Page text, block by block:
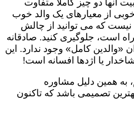
از معیارهای یک والد خوب
نیست که می توانید از چالش
است، جلوگیری کنید. صادقانه
«والدین کامل» وجود ندارد. این
یا اژدها افسانه است!
به همین دلیل مشاوره
تصمیمی باشد که تاکنون